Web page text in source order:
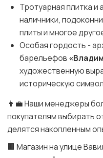
Тротуарная плитка и
наличники,
плиты и многое
Особая гордость -
барельефов
художественную
историческую
👨‍💼 Наши менеджеры
покупателям выбирать
делятся накопленным
🏢 Магазин на улице